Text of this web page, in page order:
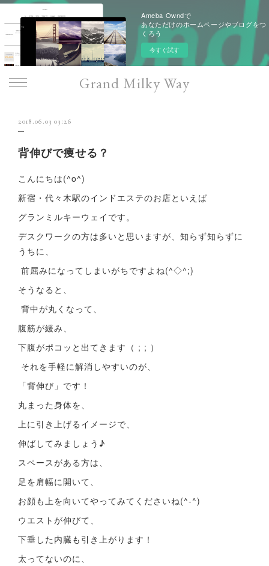
Ameba Owndで
あなただけのホームページやブログをつ
くろう
今すぐ試す
Grand Milky Way
2018.06.03 03:26
背伸びで痩せる？
こんにちは(^o^)
新宿・代々木駅のインドエステのお店といえば
グランミルキーウェイです。
デスクワークの方は多いと思いますが、知らず知らずに
うちに、
前屈みになってしまいがちですよね(^◇^;)
そうなると、
背中が丸くなって、
腹筋が緩み、
下腹がポコッと出てきます（ ; ; ）
それを手軽に解消しやすいのが、
「背伸び」です！
丸まった身体を、
上に引き上げるイメージで、
伸ばしてみましょう♪
スペースがある方は、
足を肩幅に開いて、
お顔も上を向いてやってみてくださいね(^-^)
ウエストが伸びて、
下垂した内臓も引き上がります！
太ってないのに、